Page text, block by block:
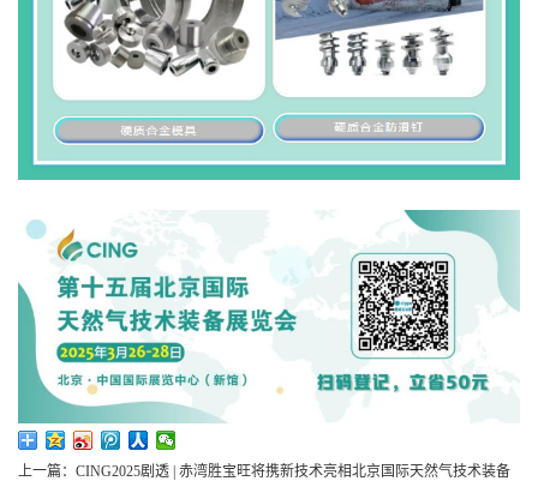
上一篇：CING2025剧透 | 赤湾胜宝旺将携新技术亮相北京国际天然气技术装备